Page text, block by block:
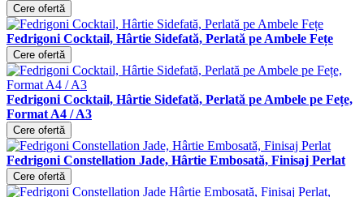
Cere ofertă
Fedrigoni Cocktail, Hârtie Sidefată, Perlată pe Ambele Fețe
Cere ofertă
Fedrigoni Cocktail, Hârtie Sidefată, Perlată pe Ambele pe Fețe,
Format A4 / A3
Cere ofertă
Fedrigoni Constellation Jade, Hârtie Embosată, Finisaj Perlat
Cere ofertă